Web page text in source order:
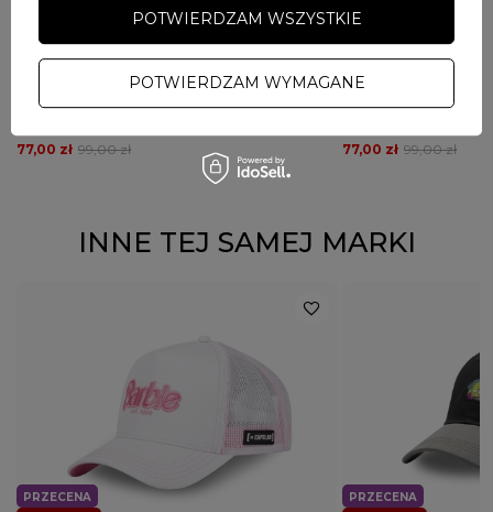
Koszulka damska T-shirt Pit Bull BeachBreak
99,00 zł
77,00 zł
PRZECENA
PITBULL
Koszulka damska T-
99,00 zł
77,00 zł
INNE TEJ SAMEJ MARKI
PRZECENA PRZECENA
POTWIERDZAM WYMAGANE
POTWIERDZAM WSZYSTKIE